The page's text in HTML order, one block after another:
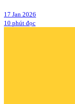
17 Jan 2026
10 phút đọc